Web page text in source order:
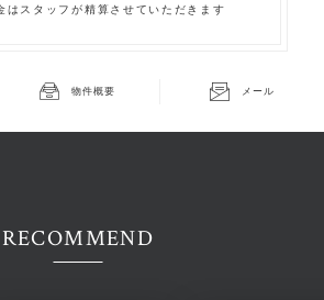
はスタッフが精算させていただきます
物件概要 メール
RECOMMEND